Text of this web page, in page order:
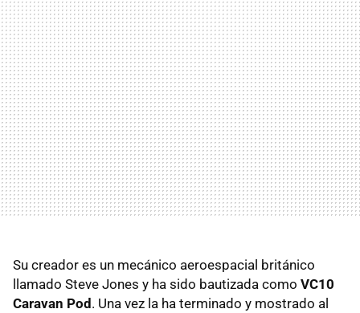
Su creador es un mecánico aeroespacial británico
llamado Steve Jones y ha sido bautizada como VC10
Caravan Pod. Una vez la ha terminado y mostrado al